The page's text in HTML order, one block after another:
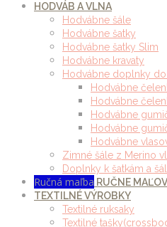
HODVÁB A VLNA
Hodvábne šále
Hodvábne šatky
Hodvábne šatky Slim
Hodvábne kravaty
Hodvábne doplnky
Hodvábne
Hodvábne
Hodvábne
Hodvábne
Hodvábne
Zimné šále z Merino
Doplnky k šatkám a
Ručná maľba RUČNE
TEXTILNÉ VÝROBKY
Textilné ruksaky
Textilné